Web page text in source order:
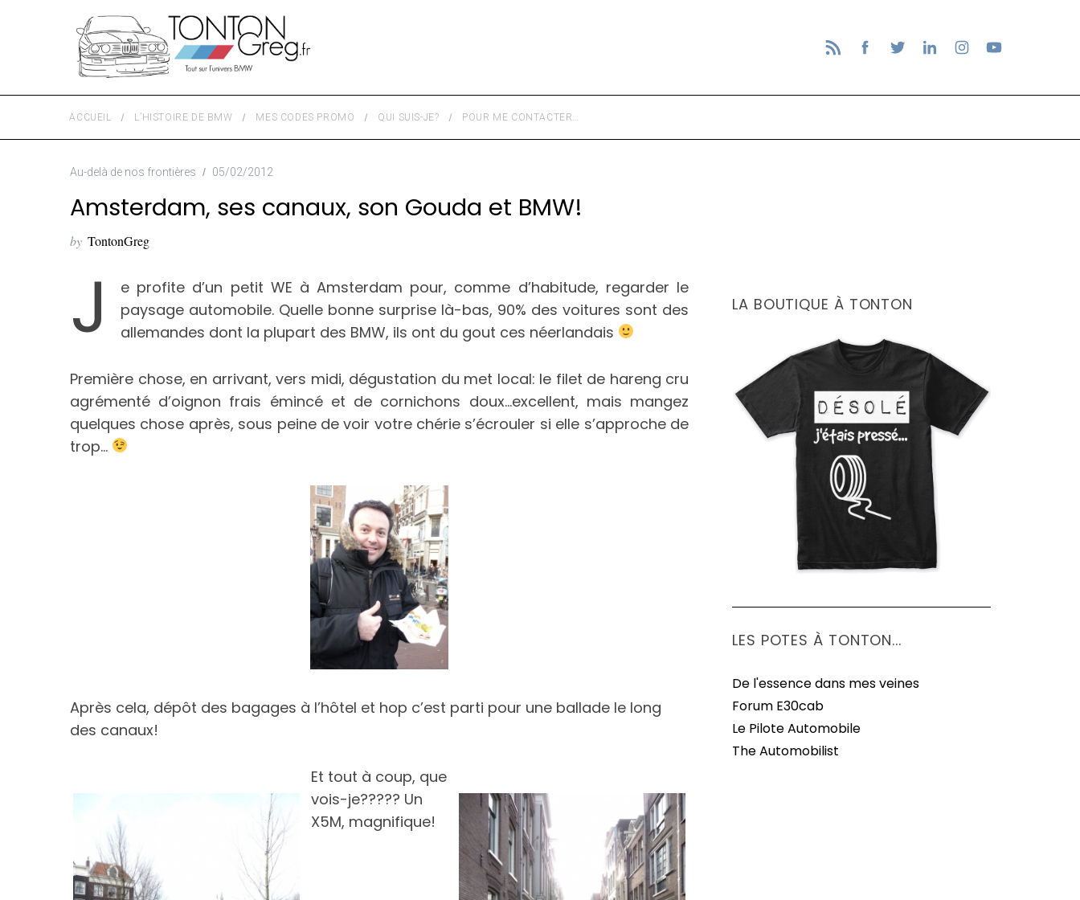
ACCUEIL L’HISTOIRE DE BMW MES CODES PROMO QUI SUIS-JE? POUR ME CONTACTER…
Au-delà de nos frontières 05/02/2012
Amsterdam, ses canaux, son Gouda et BMW!
by TontonGreg
J
e profite d’un petit WE à Amsterdam pour, comme d’habitude, regarder le
paysage automobile. Quelle bonne surprise là-bas, 90% des voitures sont des
allemandes dont la plupart des BMW, ils ont du gout ces néerlandais
Première chose, en arrivant, vers midi, dégustation du met local: le filet de hareng cru
agrémenté d’oignon frais émincé et de cornichons doux…excellent, mais mangez
quelques chose après, sous peine de voir votre chérie s’écrouler si elle s’approche de
trop…
Après cela, dépôt des bagages à l’hôtel et hop c’est parti pour une ballade le long
des canaux!
Et tout à coup, que
vois-je????? Un
X5M, magnifique!
LA BOUTIQUE À TONTON
LES POTES À TONTON...
De l'essence dans mes veines
Forum E30cab
Le Pilote Automobile
The Automobilist